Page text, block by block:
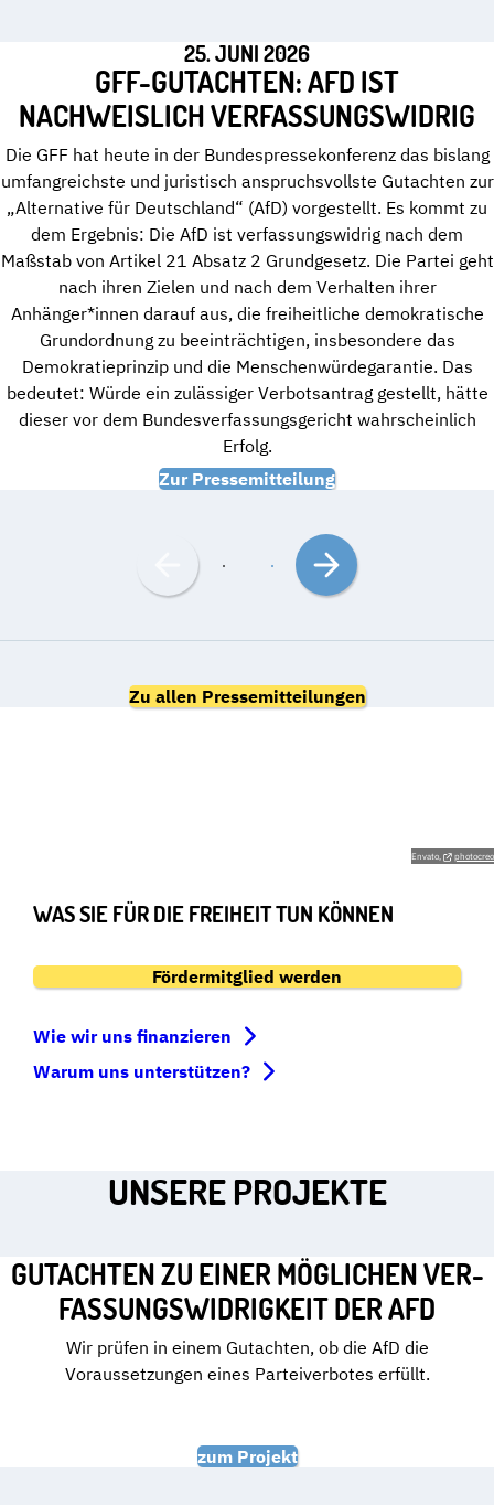
25. JUNI 2026
GFF-GUTACHTEN: AFD IST
NACHWEISLICH VERFASSUNGSWIDRIG
Die GFF hat heute in der Bundespressekonferenz das bislang
umfangreichste und juristisch anspruchsvollste Gutachten zur
„Alternative für Deutschland“ (AfD) vorgestellt. Es kommt zu
dem Ergebnis: Die AfD ist verfassungswidrig nach dem
Maßstab von Artikel 21 Absatz 2 Grundgesetz. Die Partei geht
nach ihren Zielen und nach dem Verhalten ihrer
Anhänger*innen darauf aus, die freiheitliche demokratische
Grundordnung zu beeinträchtigen, insbesondere das
Demokratieprinzip und die Menschenwürdegarantie. Das
bedeutet: Würde ein zulässiger Verbotsantrag gestellt, hätte
dieser vor dem Bundesverfassungsgericht wahrscheinlich
Erfolg.
Zur Pressemitteilung
Nach
links
Nach
rechts
Zu allen Pressemitteilungen
Envato, photocreo
WAS SIE FÜR DIE FREIHEIT TUN KÖNNEN
Fördermitglied werden
Wie wir uns finanzieren
Warum uns unterstützen?
UNSERE PROJEKTE
GUTACHTEN ZU EINER MÖGLICHEN VER­
FAS­SUNGS­WI­DRIG­KEIT DER AFD
Wir prüfen in einem Gutachten, ob die AfD die
Voraussetzungen eines Parteiverbotes erfüllt.
zum Projekt